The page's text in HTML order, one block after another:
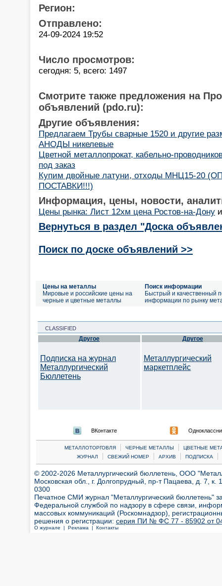
Регион:
Отправлено:
24-09-2024 19:52
Число просмотров:
сегодня: 5, всего: 1497
Смотрите также предложения на
объявлений (pdo.ru):
Другие объявления:
Предлагаем Трубы сварные 1520 и другие
АНОДЫ никелевые
Цветной металлопрокат, кабельно-
под заказ
Купим двойные латуни, отходы МНЦ15-20
ПОСТАВКИ!!!)
Информация, цены, новости,
Цены рынка: Лист 12хм цена Ростов-на-Дону
Вернуться в раздел "Доска
Поиск по доске объявлений >>
Цены на металлы
Мировые и российские цены на
черные и цветные металлы
Поиск информации
Быстрый и качественный
информации по рынку
CLASSIFIED
Другое
Подписка на журнал
Металлургический
Бюллетень
Другое
Металлургический
маркетплейс
ВКонтакте
МЕТАЛЛОТОРГОВЛЯ | ЧЕРНЫЕ МЕТАЛЛЫ |
ЦВЕТНЫЕ
ЖУРНАЛ
| СВЕЖИЙ НОМЕР | АРХИВ | ПОДПИСКА |
© 2002-2026 Металлургический бюллетень, ООО
Московская обл., г. Долгопрудный, пр-т Пацаева, д. 7,
0300
Печатное СМИ журнал "Металлургический бюллетень"
Федеральной службой по надзору в сфере связи,
массовых коммуникаций (Роскомнадзор),
решения о регистрации: серия ПИ № ФС 77 - 85902 от 04
О журнале | Реклама | Контакты